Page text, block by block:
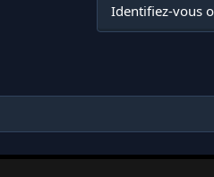
Identifiez-vous